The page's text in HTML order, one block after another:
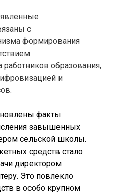
с
формирования
работников образования,
и
факты
завышенных
сельской школы.
средств стало
директором
Это повлекло
в особо крупном